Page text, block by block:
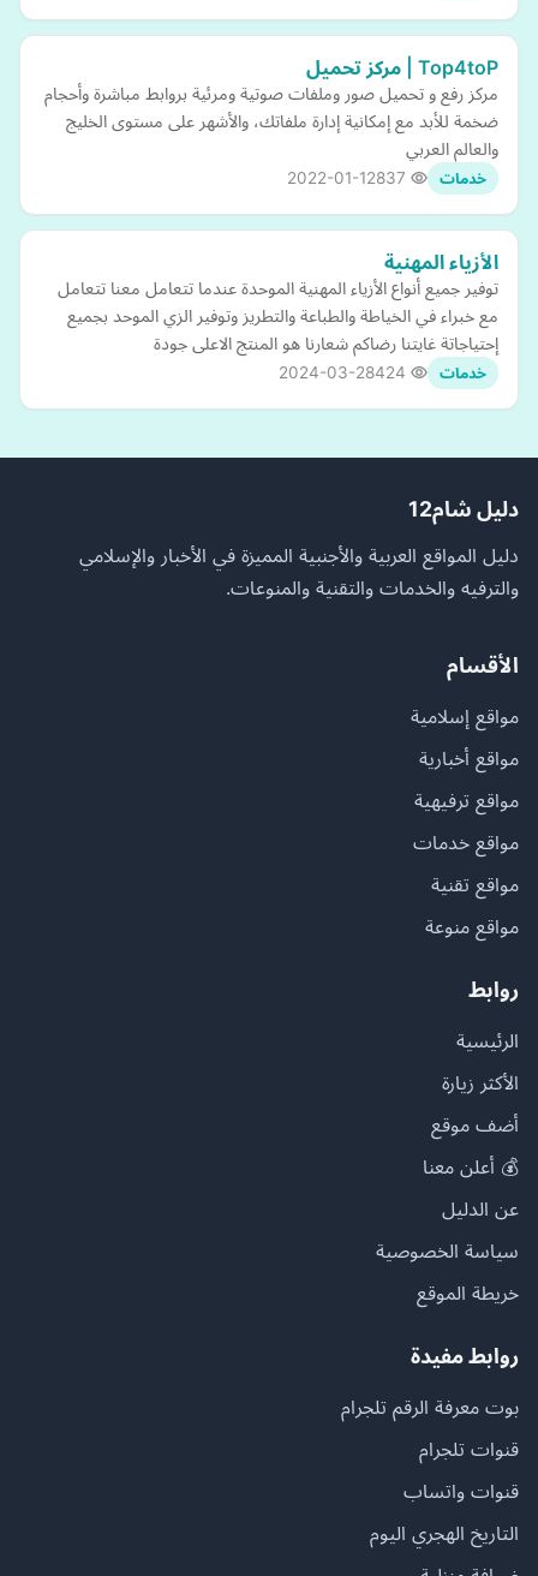
Top4toP | مركز تحميل
مركز رفع و تحميل صور وملفات صوتية ومرئية بروابط مباشرة وأحجام
ضخمة للأبد مع إمكانية إدارة ملفاتك، والأشهر على مستوى الخليج
والعالم العربي
خدمات 2022-01-12
الأزياء المهنية
توفير جميع أنواع الأزياء المهنية الموحدة عندما تتعامل معنا تتعامل
مع خبراء في الخياطة والطباعة والتطريز وتوفير الزي الموحد بجميع
إحتياجاتة غايتنا رضاكم شعارنا هو المنتج الاعلى جودة
خدمات 2024-03-28
دليل شام12
دليل المواقع العربية والأجنبية المميزة في الأخبار والإسلامي
والترفيه والخدمات والتقنية والمنوعات.
الأقسام
مواقع إسلامية
مواقع أخبارية
مواقع ترفيهية
مواقع خدمات
مواقع تقنية
مواقع منوعة
روابط
الرئيسية
الأكثر زيارة
أضف موقع
💰 أعلن معنا
عن الدليل
سياسة الخصوصية
خريطة الموقع
روابط مفيدة
بوت معرفة الرقم تلجرام
قنوات تلجرام
قنوات واتساب
التاريخ الهجري اليوم